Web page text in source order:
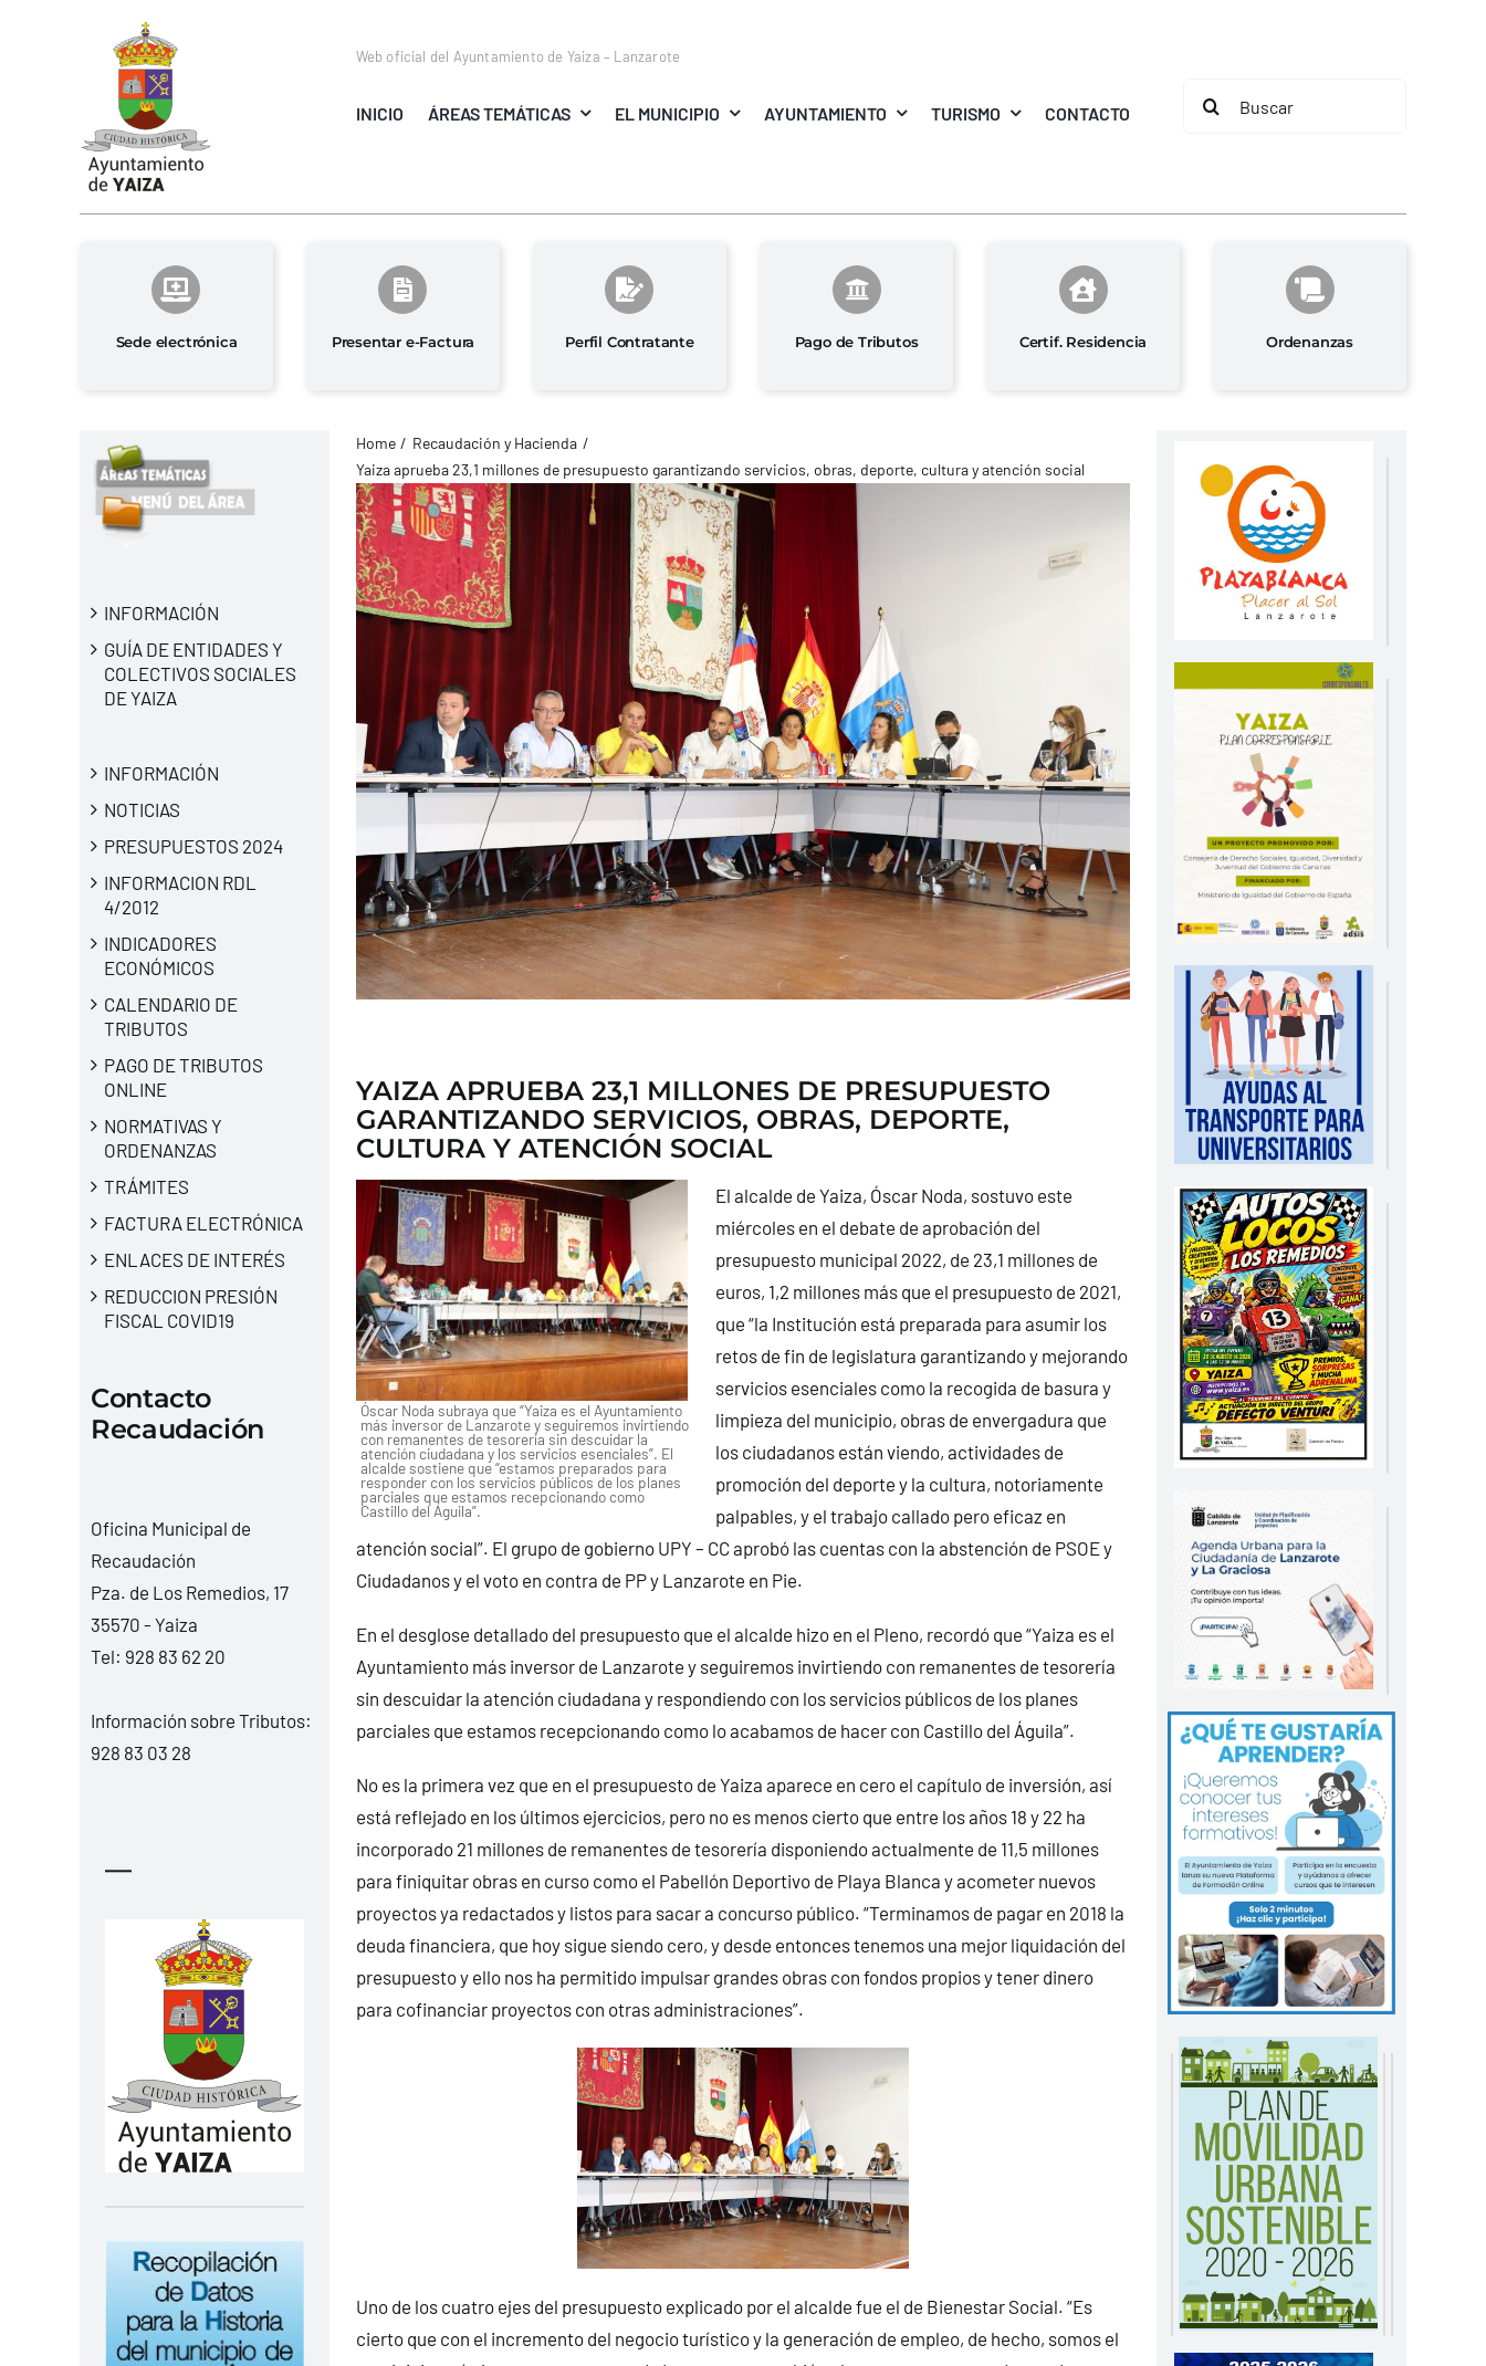
Web oficial del Ayuntamiento de Yaiza – Lanzarote
INICIO ÁREAS TEMÁTICAS EL MUNICIPIO AYUNTAMIENTO TURISMO CONTACTO
Buscar:
Sede electrónica Presentar e-Factura Perfil Contratante Pago de Tributos Certif. Residencia Ordenanzas
INFORMACIÓN
GUÍA DE ENTIDADES Y
COLECTIVOS SOCIALES
DE YAIZA
INFORMACIÓN
NOTICIAS
PRESUPUESTOS 2024
INFORMACION RDL
4/2012
INDICADORES
ECONÓMICOS
CALENDARIO DE
TRIBUTOS
PAGO DE TRIBUTOS
ONLINE
NORMATIVAS Y
ORDENANZAS
TRÁMITES
FACTURA ELECTRÓNICA
ENLACES DE INTERÉS
REDUCCION PRESIÓN
FISCAL COVID19
Contacto
Recaudación
Oficina Municipal de
Recaudación
Pza. de Los Remedios, 17
35570 - Yaiza
Tel: 928 83 62 20
Información sobre Tributos:
928 83 03 28
—
Home
Recaudación y Hacienda
Yaiza aprueba 23,1 millones de presupuesto garantizando servicios, obras, deporte, cultura y atención social
YAIZA APRUEBA 23,1 MILLONES DE PRESUPUESTO
GARANTIZANDO SERVICIOS, OBRAS, DEPORTE,
CULTURA Y ATENCIÓN SOCIAL
Óscar Noda subraya que “Yaiza es el Ayuntamiento
más inversor de Lanzarote y seguiremos invirtiendo
con remanentes de tesorería sin descuidar la
atención ciudadana y los servicios esenciales”. El
alcalde sostiene que “estamos preparados para
responder con los servicios públicos de los planes
parciales que estamos recepcionando como
Castillo del Águila”.
El alcalde de Yaiza, Óscar Noda, sostuvo este
miércoles en el debate de aprobación del
presupuesto municipal 2022, de 23,1 millones de
euros, 1,2 millones más que el presupuesto de 2021,
que “la Institución está preparada para asumir los
retos de fin de legislatura garantizando y mejorando
servicios esenciales como la recogida de basura y
limpieza del municipio, obras de envergadura que
los ciudadanos están viendo, actividades de
promoción del deporte y la cultura, notoriamente
palpables, y el trabajo callado pero eficaz en
atención social”. El grupo de gobierno UPY – CC aprobó las cuentas con la abstención de PSOE y
Ciudadanos y el voto en contra de PP y Lanzarote en Pie.
En el desglose detallado del presupuesto que el alcalde hizo en el Pleno, recordó que “Yaiza es el
Ayuntamiento más inversor de Lanzarote y seguiremos invirtiendo con remanentes de tesorería
sin descuidar la atención ciudadana y respondiendo con los servicios públicos de los planes
parciales que estamos recepcionando como lo acabamos de hacer con Castillo del Águila”.
No es la primera vez que en el presupuesto de Yaiza aparece en cero el capítulo de inversión, así
está reflejado en los últimos ejercicios, pero no es menos cierto que entre los años 18 y 22 ha
incorporado 21 millones de remanentes de tesorería disponiendo actualmente de 11,5 millones
para finiquitar obras en curso como el Pabellón Deportivo de Playa Blanca y acometer nuevos
proyectos ya redactados y listos para sacar a concurso público. “Terminamos de pagar en 2018 la
deuda financiera, que hoy sigue siendo cero, y desde entonces tenemos una mejor liquidación del
presupuesto y ello nos ha permitido impulsar grandes obras con fondos propios y tener dinero
para cofinanciar proyectos con otras administraciones”.
Uno de los cuatro ejes del presupuesto explicado por el alcalde fue el de Bienestar Social. “Es
cierto que con el incremento del negocio turístico y la generación de empleo, de hecho, somos el